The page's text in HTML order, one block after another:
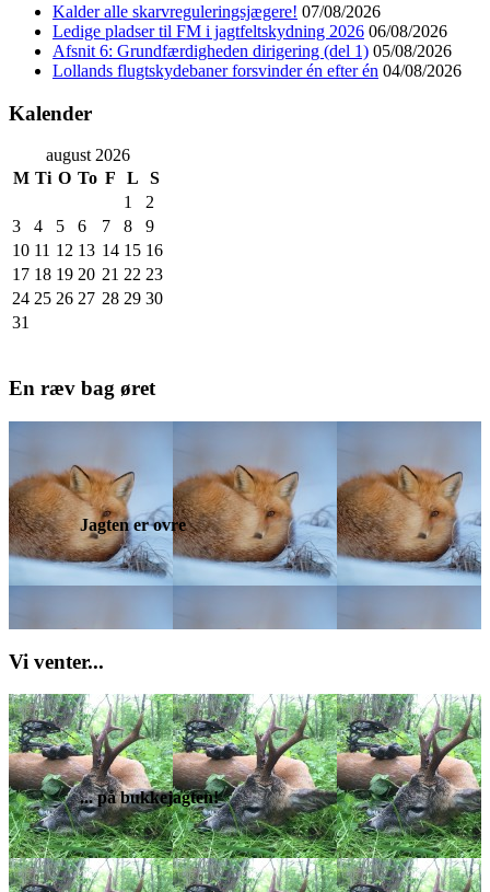
Kalder alle skarvreguleringsjægere! 07/08/2026
Ledige pladser til FM i jagtfeltskydning 2026 06/08/2026
Afsnit 6: Grundfærdigheden dirigering (del 1) 05/08/2026
Lollands flugtskydebaner forsvinder én efter én 04/08/2026
Kalender
august 2026
M Ti O To F L
S
1
2
3
4 5 6 7 8
9
10 11 12 13 14 15 16
17 18 19 20 21 22 23
24 25 26 27 28 29 30
31
En ræv bag øret
Jagten er ovre
Vi venter...
... på bukkejagten!